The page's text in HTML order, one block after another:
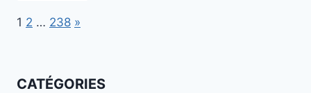
Page:
1 2 … 238 Next
»
CATÉGORIES